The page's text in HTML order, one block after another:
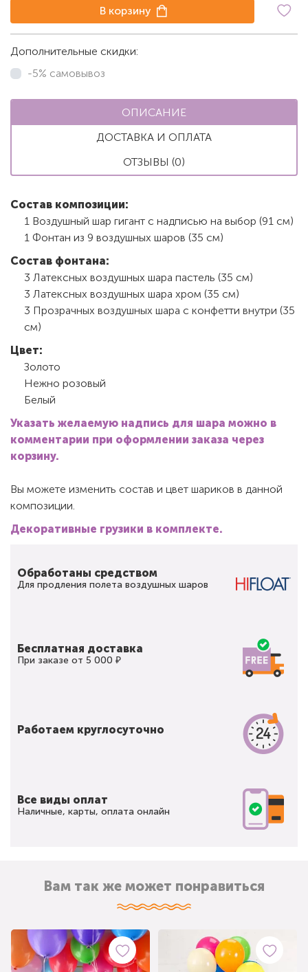
В корзину
Дополнительные скидки:
-5% самовывоз
ОПИСАНИЕ
ДОСТАВКА И ОПЛАТА
ОТЗЫВЫ (0)
Состав композиции:
1 Воздушный шар гигант с надписью на выбор (91 см)
1 Фонтан из 9 воздушных шаров (35 см)
Состав фонтана:
3 Латексных воздушных шара пастель (35 см)
3 Латексных воздушных шара хром (35 см)
3 Прозрачных воздушных шара с конфетти внутри (35
см)
Цвет:
Золото
Нежно розовый
Белый
Указать желаемую надпись для шара можно в
комментарии при оформлении заказа через
корзину.
Вы можете изменить состав и цвет шариков в данной
композиции.
Декоративные грузики в комплекте.
Обработаны средством
Для продления полета воздушных шаров
Бесплатная доставка
При заказе от 5 000 ₽
Работаем круглосуточно
Все виды оплат
Наличные, карты, оплата онлайн
Вам так же может понравиться